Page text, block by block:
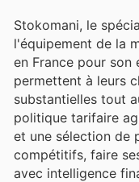
Stokomani, le
l'équipement de la
en France pour
permettent à leurs
substantielles tout
politique tarifaire
et une sélection de
compétitifs, faire
avec intelligence